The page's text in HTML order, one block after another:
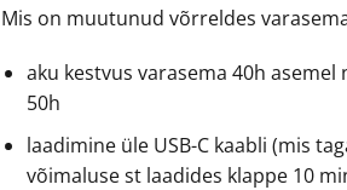
Mis on muutunud võrreldes
aku kestvus varasema 40h
50h
laadimine üle USB-C kaabli (mis
võimaluse st laadides klappe 10